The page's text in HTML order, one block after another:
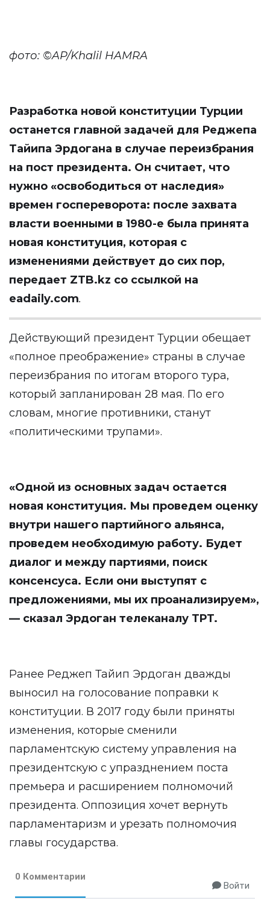
фото: ©AP/Khalil HAMRA
Разработка новой конституции Турции
останется главной задачей для Реджепа
Тайипа Эрдогана в случае переизбрания
на пост президента. Он считает, что
нужно «освободиться от наследия»
времен госпереворота: после захвата
власти военными в 1980-е была принята
новая конституция, которая с
изменениями действует до сих пор,
передает ZTB.kz со ссылкой на
eadaily.com.
Действующий президент Турции обещает
«полное преображение» страны в случае
переизбрания по итогам второго тура,
который запланирован 28 мая. По его
словам, многие противники, станут
«политическими трупами».
«Одной из основных задач остается
новая конституция. Мы проведем оценку
внутри нашего партийного альянса,
проведем необходимую работу. Будет
диалог и между партиями, поиск
консенсуса. Если они выступят с
предложениями, мы их проанализируем»,
— сказал Эрдоган телеканалу TPT.
Ранее Реджеп Тайип Эрдоган дважды
выносил на голосование поправки к
конституции. В 2017 году были приняты
изменения, которые сменили
парламентскую систему управления на
президентскую с упразднением поста
премьера и расширением полномочий
президента. Оппозиция хочет вернуть
парламентаризм и урезать полномочия
главы государства.
0 Комментарии
Войти